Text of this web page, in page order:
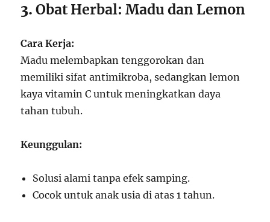
3.Obat Herbal: Madu dan Lemon
Cara Kerja:
Madu melembapkan tenggorokan dan
memiliki sifat antimikroba, sedangkan lemon
kaya vitamin C untuk meningkatkan daya
tahan tubuh.
Keunggulan:
Solusi alami tanpa efek samping.
Cocok untuk anak usia di atas 1 tahun.